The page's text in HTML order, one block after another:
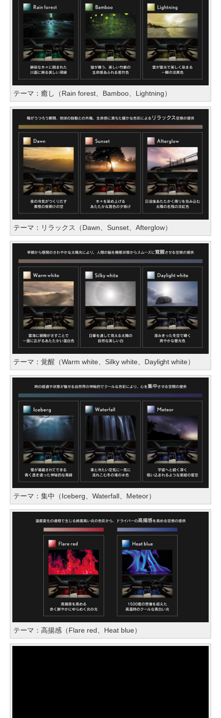
テーマ：癒し（Rain forest、Bamboo、Lightning）
テーマ：リラックス（Dawn、Sunset、Afterglow）
テーマ：覚醒（Warm white、Silky white、Daylight white）
テーマ：集中（Iceberg、Waterfall、Meteor）
テーマ：高揚感（Flare red、Heat blue）